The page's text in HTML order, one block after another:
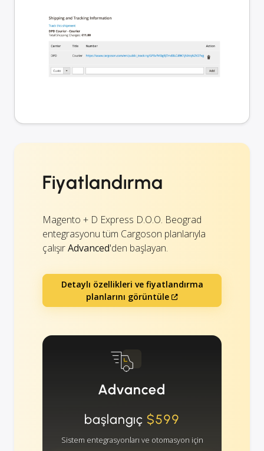
Fiyatlandırma
Magento + D Express D.O.O. Beograd
entegrasyonu tüm Cargoson planlarıyla
çalışırAdvanced'den başlayan.
Detaylı özellikleri ve fiyatlandırma
planlarını görüntüle
Advanced
başlangıç$599
Sistem entegrasyonları ve otomasyon için